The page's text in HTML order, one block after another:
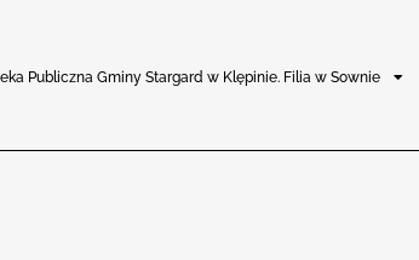
Publiczna Gminy Stargard w Klępinie. Filia w Sownie